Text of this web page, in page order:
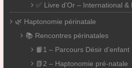
✅ Livre d’Or – International &
🌿 Haptonomie périnatale
📚 Rencontres périnatales
📙1 – Parcours Désir d’enfant
📗2 – Haptonomie pré-natale